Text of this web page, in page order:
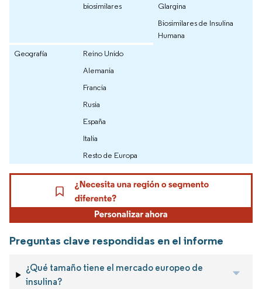
biosimilares
Glargina
Biosimilares de Insulina
Humana
Geografía
Reino Unido
Alemania
Francia
Rusia
España
Italia
Resto de Europa
Preguntas clave respondidas en el informe
¿Qué tamaño tiene el mercado europeo de
insulina?